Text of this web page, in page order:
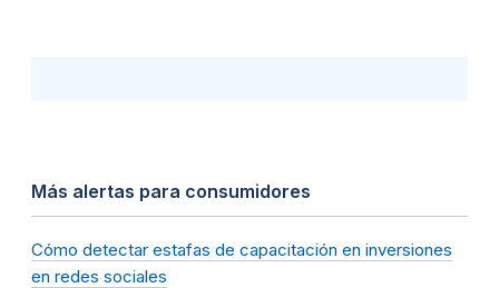
Más alertas para consumidores
Cómo detectar estafas de capacitación en inversiones
en redes sociales